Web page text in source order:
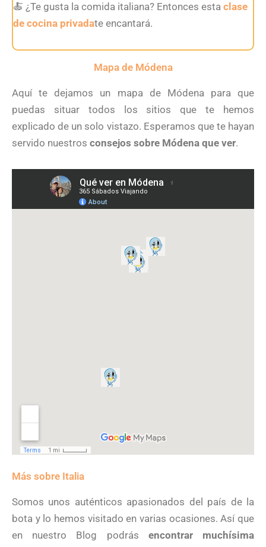
🍝 ¿Te gusta la comida italiana? Entonces esta clase
de cocina privadate encantará.
Mapa de Módena
Aquí te dejamos un mapa de Módena para que
puedas situar todos los sitios que te hemos
explicado de un solo vistazo. Esperamos que te hayan
servido nuestros consejos sobre Módena que ver.
Más sobre Italia
Somos unos auténticos apasionados del país de la
bota y lo hemos visitado en varias ocasiones. Así que
en nuestro Blog podrás encontrar muchísima